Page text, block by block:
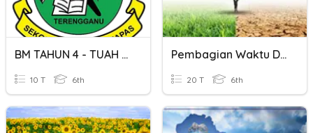
BM TAHUN 4 - TUAH MUSIM KEMARAU
10 T 6th
Pembagian Waktu Dan Perubahan Musim Kelas 6
20 T 6th